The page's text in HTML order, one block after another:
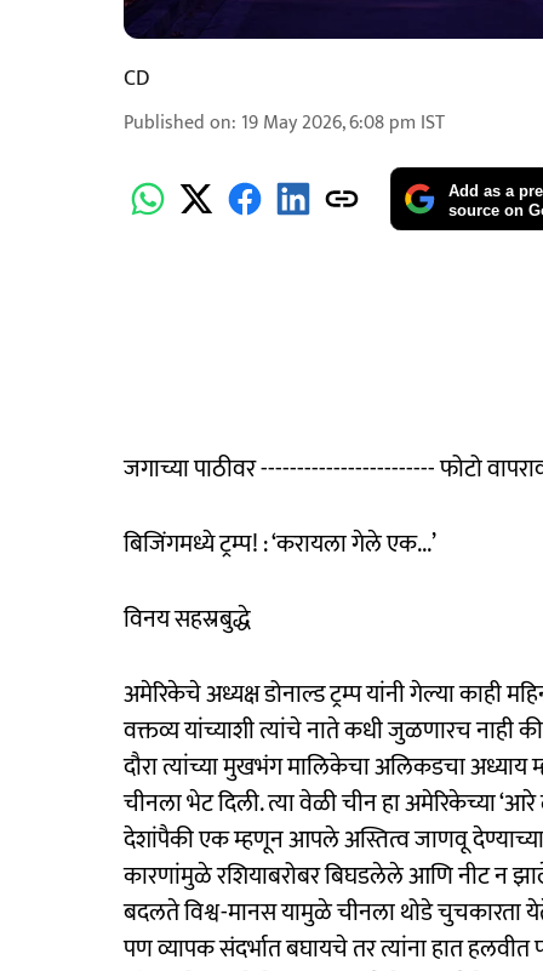
CD
Published on: 19 May 2026, 6:08 pm IST
Add as a
source on
जगाच्या पाठीवर ------------------------ फोटो
बिजिंगमध्ये ट्रम्प! : ‘करायला गेले एक...’
विनय सहस्रबुद्धे
अमेरिकेचे अध्यक्ष डोनाल्ड ट्रम्प यांनी गेल्या
वक्तव्य यांच्याशी त्यांचे नाते कधी जुळणारच नाही
दौरा त्यांच्या मुखभंग मालिकेचा अलिकडचा अध्याय
चीनला भेट दिली. त्या वेळी चीन हा अमेरिकेच्या
देशांपैकी एक म्हणून आपले अस्तित्व जाणवू
कारणांमुळे रशियाबरोबर बिघडलेले आणि नीट न
बदलते विश्व-मानस यामुळे चीनला थोडे चुचकारता
पण व्यापक संदर्भात बघायचे तर त्यांना हात